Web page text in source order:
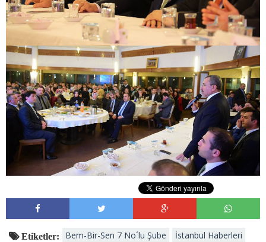
Etiketler: Bem-Bir-Sen 7 No´lu Şube
İstanbul Haberleri